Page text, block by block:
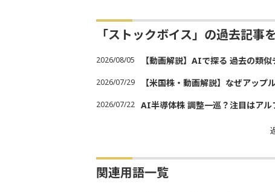
「ストックボイス」の過去記事
2026/08/05 【動画解説】AIで探る 過去の類
2026/07/29 【米国株・動画解説】なぜアッ
2026/07/22 AI半導体株 調整一巡？注目はアル
関連用語一覧